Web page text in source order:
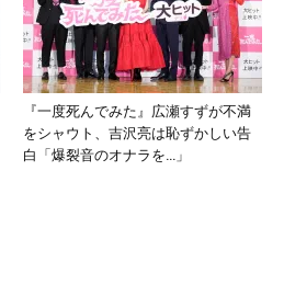
『一度死んでみた』広瀬すずが不満
をシャウト、吉沢亮は恥ずかしい告
白「爆裂音のオナラを…」